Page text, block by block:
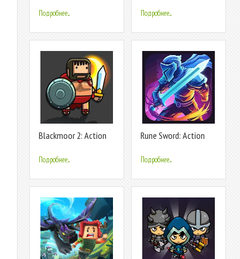
Подробнее... Подробнее...
Blackmoor 2: Action
Подробнее...
Rune Sword: Action
Подробнее...